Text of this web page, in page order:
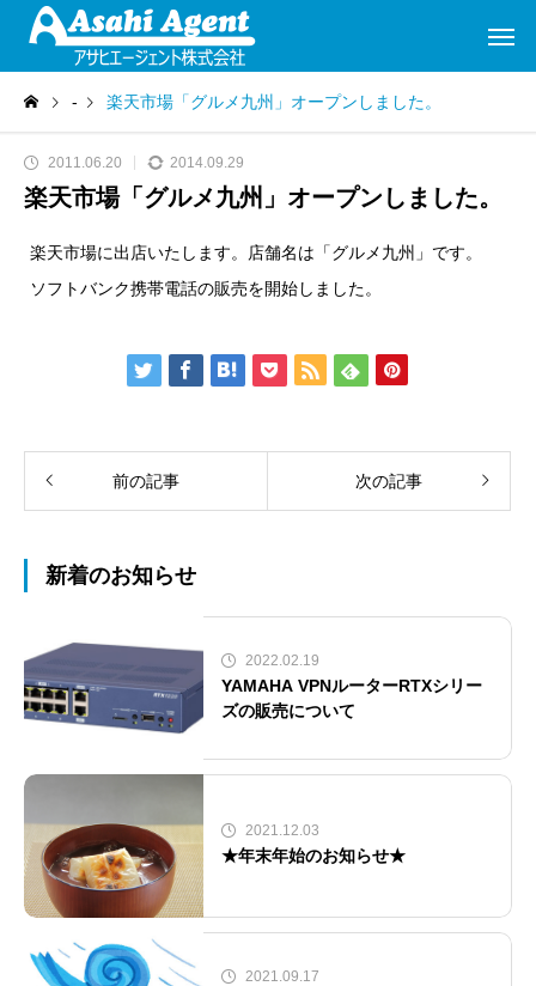
- 楽天市場「グルメ九州」オープンしました。
2011.06.20 2014.09.29
楽天市場「グルメ九州」オープンしました。
楽天市場に出店いたします。店舗名は「グルメ九州」です。
ソフトバンク携帯電話の販売を開始しました。
前の記事 次の記事
新着のお知らせ
2022.02.19
YAMAHA VPNルーターRTXシリー
ズの販売について
2021.12.03
★年末年始のお知らせ★
2021.09.17